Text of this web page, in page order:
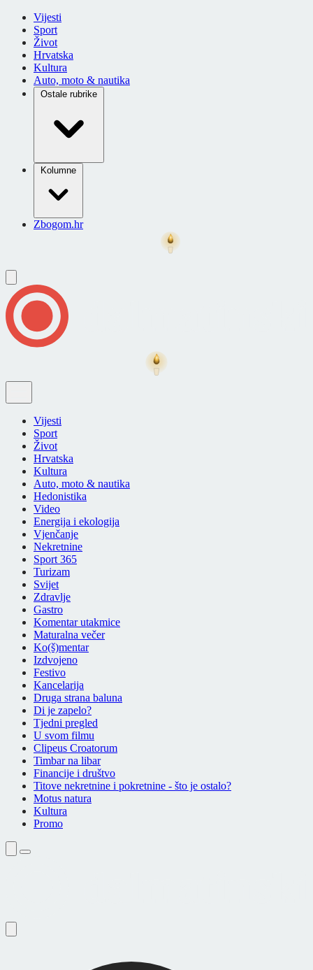
Vijesti
Sport
Život
Hrvatska
Kultura
Auto, moto & nautika
Ostale rubrike
Kolumne
Zbogom.hr
Vijesti
Sport
Život
Hrvatska
Kultura
Auto, moto & nautika
Hedonistika
Video
Energija i ekologija
Vjenčanje
Nekretnine
Sport 365
Turizam
Svijet
Zdravlje
Gastro
Komentar utakmice
Maturalna večer
Ko(š)mentar
Izdvojeno
Festivo
Kancelarija
Druga strana baluna
Di je zapelo?
Tjedni pregled
U svom filmu
Clipeus Croatorum
Timbar na libar
Financije i društvo
Titove nekretnine i pokretnine - što je ostalo?
Motus natura
Kultura
Promo